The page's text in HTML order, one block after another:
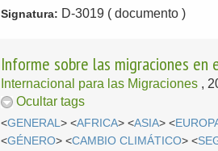
Signatura: D-3019 ( documento )
Informe sobre las migraciones en
Internacional para las Migraciones ,
Ocultar tags
<GENERAL> <AFRICA> <ASIA> <
<GÉNERO> <CAMBIO CLIMÁTICO> <